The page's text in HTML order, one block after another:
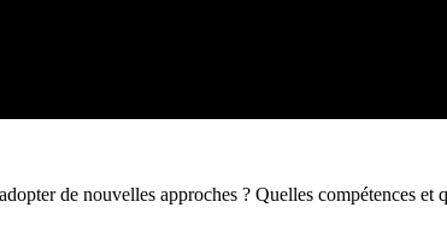
de nouvelles approches ? Quelles compétences